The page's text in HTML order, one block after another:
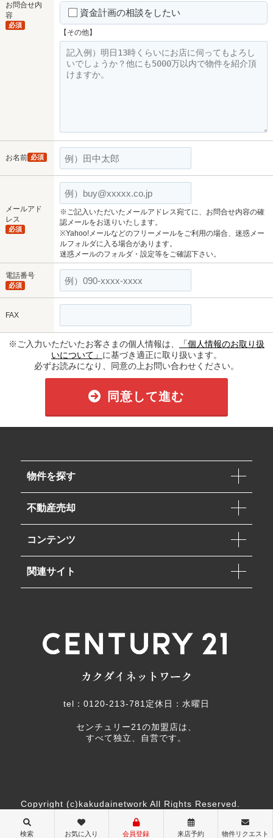
お問合せ内
容
必須
資金計画の相談をしたい
【その他】
お名前 必須
メールアド
レス
必須
※ご記入いただいたメールアドレス宛てに、お問合せ内容の確
認メールをお送りいたします。
※Yahoo!メールなどのフリーメールをご利用の場合、迷惑メー
ルフォルダに入る場合があります。
迷惑メールのフォルダ・設定等をご確認下さい。
電話番号
必須
FAX
※ご入力いただいたお客さまの個人情報は、
「個人情報のお取り扱
いについて」 に基づき適正に取り扱います。
必ずお読みになり、同意の上お問い合わせください。
同意して進む
物件を探す
不動産売却
コンテンツ
関連サイト
tel：0120-213-781 定休日：水曜日
センチュリー21の加盟店は、
すべて独立、自営です。
Copyright (c)kakudainetwork All Rights Reserved.
検索 お気に入り 会員登録 来店予約 物件リクエスト